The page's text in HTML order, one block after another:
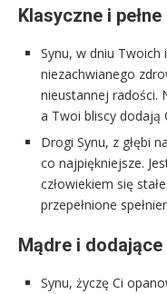
Klasyczne i
Synu, w dniu Twoich
niezachwianego
nieustannej radości.
a Twoi bliscy dodają
Drogi Synu, z głębi
co najpiękniejsze.
człowiekiem się
przepełnione
Mądre i dodające
Synu, życzę Ci